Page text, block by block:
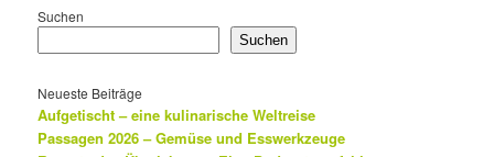
Suchen
Suchen
Neueste Beiträge
Aufgetischt – eine kulinarische Weltreise
Passagen 2026 – Gemüse und Esswerkzeuge